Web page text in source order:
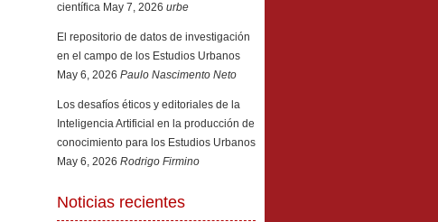
científica May 7, 2026 urbe
El repositorio de datos de investigación
en el campo de los Estudios Urbanos
May 6, 2026 Paulo Nascimento Neto
Los desafíos éticos y editoriales de la
Inteligencia Artificial en la producción de
conocimiento para los Estudios Urbanos
May 6, 2026 Rodrigo Firmino
Noticias recientes